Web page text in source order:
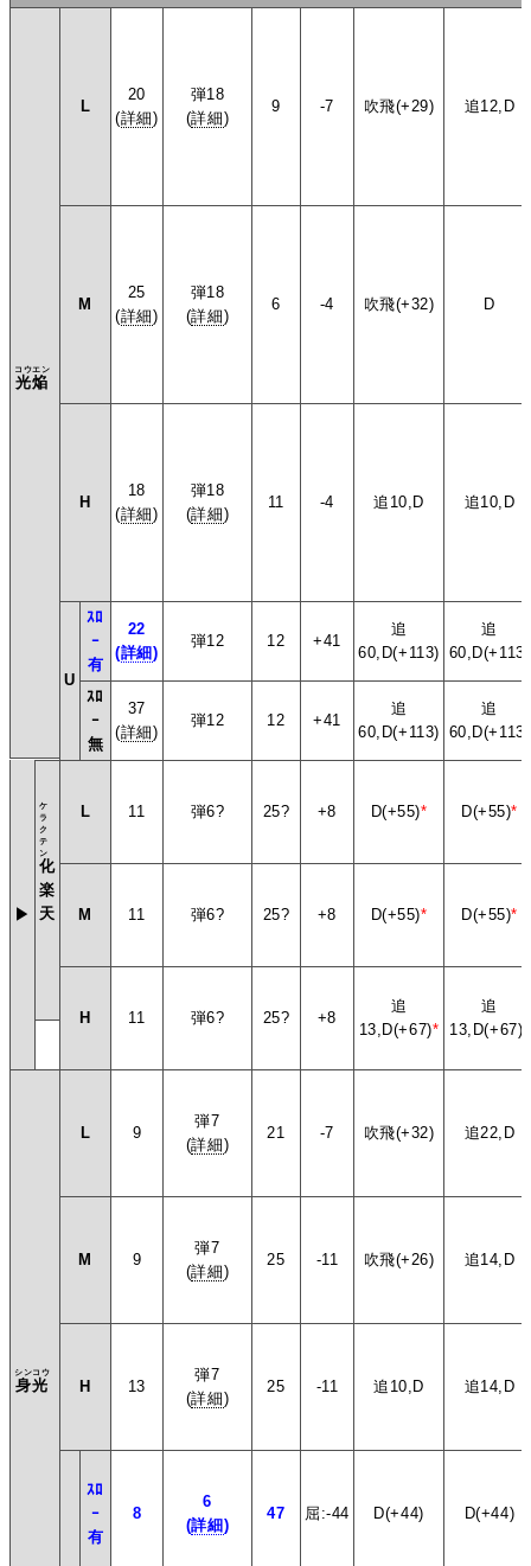
光焔
コウエン
L
20
(詳細)
弾18
(詳細)
9 -7 吹飛(+29) 追12,D
M
25
(詳細)
弾18
(詳細)
6 -4 吹飛(+32) D
H
18
(詳細)
弾18
(詳細)
11 -4 追10,D 追10,D
U
ｽﾛ
ｰ
有
22
(詳細)
弾12 12 +41
追
60,D(+113)
追
60,D(+113)
ｽﾛ
ｰ
無
37
(詳細)
弾12 12 +41
追
60,D(+113)
追
60,D(+113)
▶
化
楽
天
ケ
ラ
ク
テ
ン
L 11 弾6? 25? +8 D(+55)* D(+55)*
M 11 弾6? 25? +8 D(+55)* D(+55)*
H 11 弾6? 25? +8
追
13,D(+67)*
追
13,D(+67)
身光
シンコウ
L 9
弾7
(詳細)
21 -7 吹飛(+32) 追22,D
M 9
弾7
(詳細)
25 -11 吹飛(+26) 追14,D
H 13
弾7
(詳細)
25 -11 追10,D 追14,D
ｽﾛ
ｰ
有
8
6
(詳細)
47 屈:-44 D(+44) D(+44)